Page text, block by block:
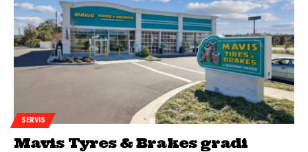
SERVIS
Mavis Tyres & Brakes gradi